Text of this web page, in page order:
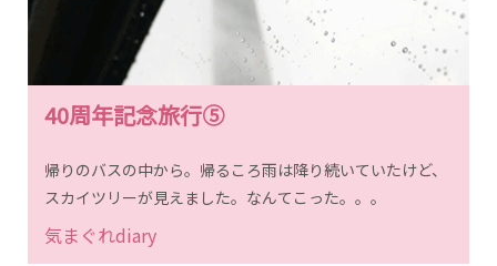
40周年記念旅行⑤
帰りのバスの中から。帰るころ雨は降り続いていたけど、
スカイツリーが見えました。なんてこった。。。
気まぐれdiary